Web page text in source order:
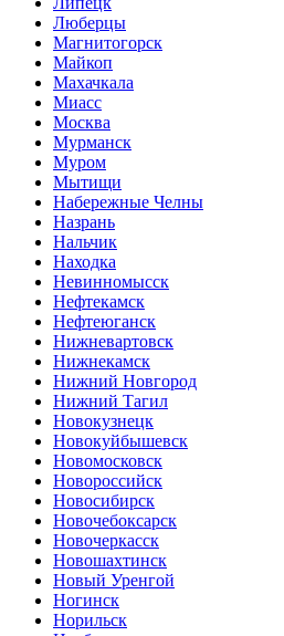
Люберцы
Магнитогорск
Майкоп
Махачкала
Миасс
Москва
Мурманск
Муром
Мытищи
Набережные Челны
Назрань
Нальчик
Находка
Невинномысск
Нефтекамск
Нефтеюганск
Нижневартовск
Нижнекамск
Нижний Новгород
Нижний Тагил
Новокузнецк
Новокуйбышевск
Новомосковск
Новороссийск
Новосибирск
Новочебоксарск
Новочеркасск
Новошахтинск
Новый Уренгой
Ногинск
Норильск